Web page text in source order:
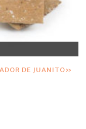
DE JUANITO»